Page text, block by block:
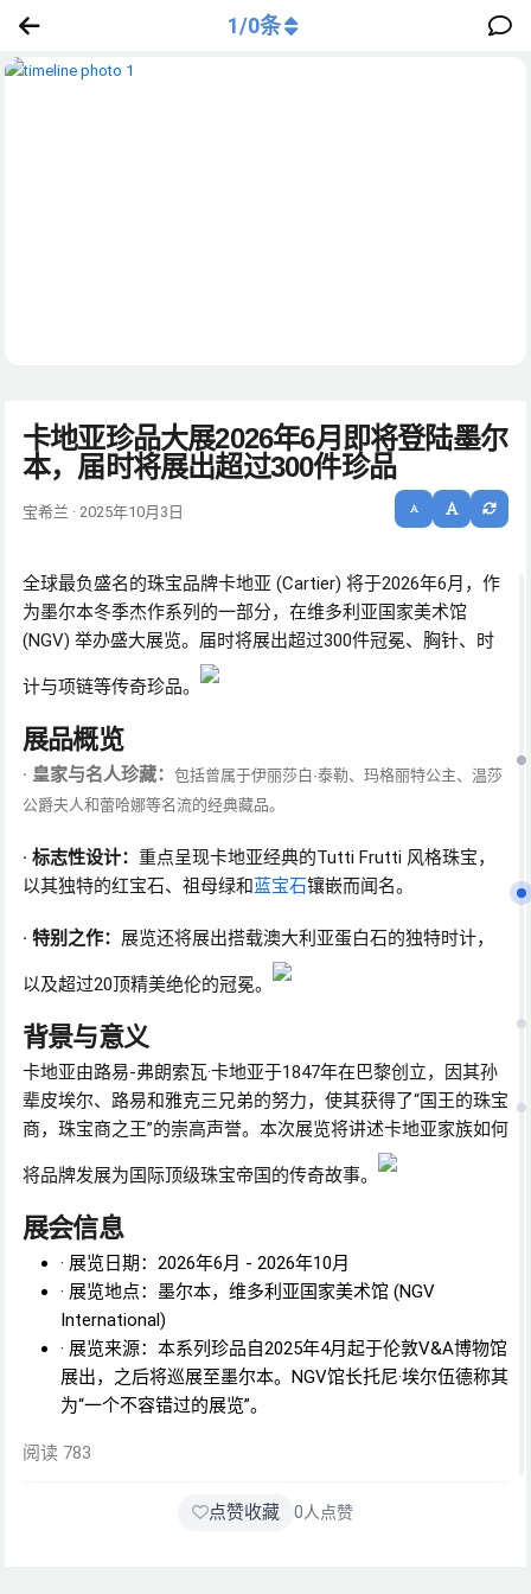
卡地亚珍品大展2026年6月即将登陆墨尔
本，届时将展出超过300件珍品
宝希兰 · 2025年10月3日
全球最负盛名的珠宝品牌卡地亚 (Cartier) 将于2026年6月，作
为墨尔本冬季杰作系列的一部分，在维多利亚国家美术馆
(NGV) 举办盛大展览。届时将展出超过300件冠冕、胸针、时
计与项链等传奇珍品。
展品概览
· 皇家与名人珍藏： 包括曾属于伊丽莎白·泰勒、玛格丽特公主、温莎
公爵夫人和蕾哈娜等名流的经典藏品。
· 标志性设计： 重点呈现卡地亚经典的Tutti Frutti 风格珠宝，
以其独特的红宝石、祖母绿和蓝宝石镶嵌而闻名。
· 特别之作： 展览还将展出搭载澳大利亚蛋白石的独特时计，
以及超过20顶精美绝伦的冠冕。
背景与意义
卡地亚由路易-弗朗索瓦·卡地亚于1847年在巴黎创立，因其孙
辈皮埃尔、路易和雅克三兄弟的努力，使其获得了“国王的珠宝
商，珠宝商之王”的崇高声誉。本次展览将讲述卡地亚家族如何
将品牌发展为国际顶级珠宝帝国的传奇故事。
展会信息
· 展览日期：2026年6月 - 2026年10月
· 展览地点：墨尔本，维多利亚国家美术馆 (NGV
International)
· 展览来源：本系列珍品自2025年4月起于伦敦V&A博物馆
展出，之后将巡展至墨尔本。NGV馆长托尼·埃尔伍德称其
为“一个不容错过的展览”。
阅读 783
点赞收藏 0人点赞
1/0条